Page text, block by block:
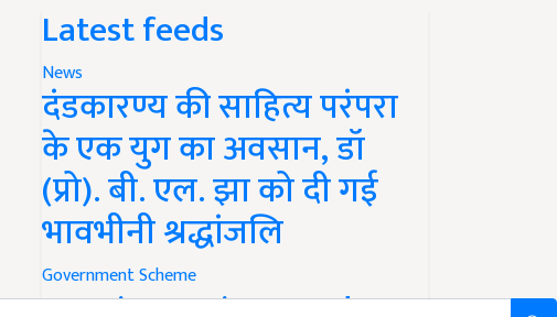
Latest feeds
News
दंडकारण्य की साहित्य परंपरा
के एक युग का अवसान, डॉ
(प्रो). बी. एल. झा को दी गई
भावभीनी श्रद्धांजलि
Government Scheme